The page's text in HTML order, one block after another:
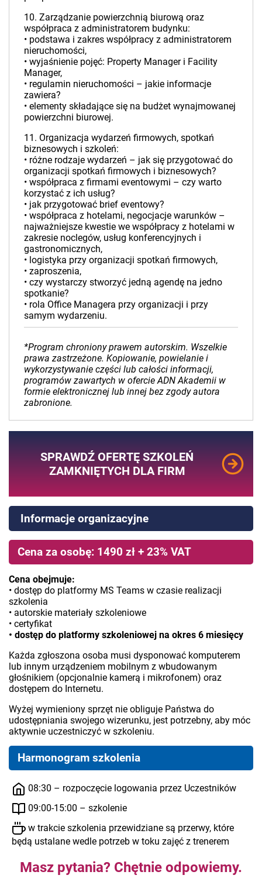
10. Zarządzanie powierzchnią biurową oraz
współpraca z administratorem budynku:
• podstawa i zakres współpracy z administratorem
nieruchomości,
• wyjaśnienie pojęć: Property Manager i Facility
Manager,
• regulamin nieruchomości – jakie informacje
zawiera?
• elementy składające się na budżet wynajmowanej
powierzchni biurowej.
11. Organizacja wydarzeń firmowych, spotkań
biznesowych i szkoleń:
• różne rodzaje wydarzeń – jak się przygotować do
organizacji spotkań firmowych i biznesowych?
• współpraca z firmami eventowymi – czy warto
korzystać z ich usług?
• jak przygotować brief eventowy?
• współpraca z hotelami, negocjacje warunków –
najważniejsze kwestie we współpracy z hotelami w
zakresie noclegów, usług konferencyjnych i
gastronomicznych,
• logistyka przy organizacji spotkań firmowych,
• zaproszenia,
• czy wystarczy stworzyć jedną agendę na jedno
spotkanie?
• rola Office Managera przy organizacji i przy
samym wydarzeniu.
*Program chroniony prawem autorskim. Wszelkie
prawa zastrzeżone. Kopiowanie, powielanie i
wykorzystywanie części lub całości informacji,
programów zawartych w ofercie ADN Akademii w
formie elektronicznej lub innej bez zgody autora
zabronione.
SPRAWDŹ OFERTĘ SZKOLEŃ
ZAMKNIĘTYCH DLA FIRM
Informacje organizacyjne
Cena za osobę: 1490 zł + 23% VAT
Cena obejmuje:
• dostęp do platformy MS Teams w czasie realizacji
szkolenia
• autorskie materiały szkoleniowe
• certyfikat
• dostęp do platformy szkoleniowej na okres 6 miesięcy
Każda zgłoszona osoba musi dysponować komputerem
lub innym urządzeniem mobilnym z wbudowanym
głośnikiem (opcjonalnie kamerą i mikrofonem) oraz
dostępem do Internetu.
Wyżej wymieniony sprzęt nie obliguje Państwa do
udostępniania swojego wizerunku, jest potrzebny, aby móc
aktywnie uczestniczyć w szkoleniu.
Harmonogram szkolenia
08:30 – rozpoczęcie logowania przez Uczestników
09:00-15:00 – szkolenie
w trakcie szkolenia przewidziane są przerwy, które
będą ustalane wedle potrzeb w toku zajęć z trenerem
Masz pytania? Chętnie odpowiemy.